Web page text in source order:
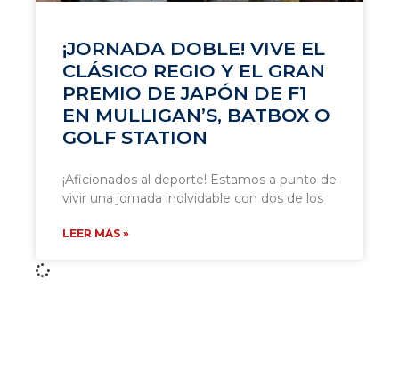
¡JORNADA DOBLE! VIVE EL
CLÁSICO REGIO Y EL GRAN
PREMIO DE JAPÓN DE F1
EN MULLIGAN’S, BATBOX O
GOLF STATION
¡Aficionados al deporte! Estamos a punto de
vivir una jornada inolvidable con dos de los
LEER MÁS »